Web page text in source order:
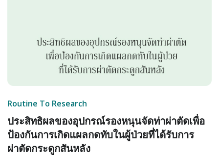
Routine To Research
ประสิทธิผลของอุปกรณ์รองหนุนจัดท่าผ่าตัดเพื่อ
ป้องกันการเกิดแผลกดทับในผู้ป่วยที่ได้รับการ
ผ่าตัดกระดูกสันหลัง